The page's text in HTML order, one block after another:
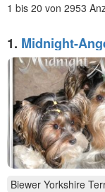
1 bis 20 von 2953
1. Midnight-
Biewer Yorkshire